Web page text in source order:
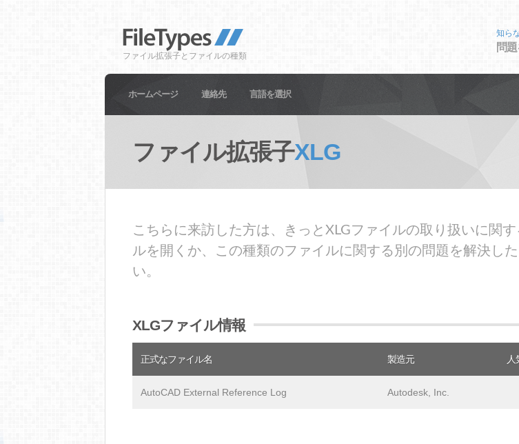
ファイル拡張子とファイルの種類
知ら
問
ホームページ 連絡先 言語を選択
ファイル拡張子XLG
こちらに来訪した方は、きっとXLGファイルの取り扱いに関
ルを開くか、この種類のファイルに関する別の問題を解決し
い。
XLGファイル情報
正式なファイル名 製造元 人
AutoCAD External Reference Log Autodesk, Inc.